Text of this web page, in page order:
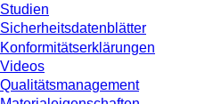
Studien
Sicherheitsdatenblätter
Konformitätserklärungen
Videos
Qualitätsmanagement